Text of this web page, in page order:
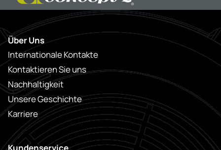
Über Uns
Internationale Kontakte
Kontaktieren Sie uns
Nachhaltigkeit
Unsere Geschichte
Karriere
Kundenservice